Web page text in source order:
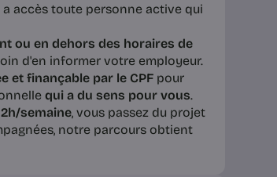
a accès toute personne active qui
ou en dehors des horaires de
d'en informer votre employeur.
et finançable par le CPF pour
qui a du sens pour vous.
2h/semaine, vous passez du projet
notre parcours obtient